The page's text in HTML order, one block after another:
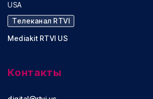
USA
Телеканал RTVI
Mediakit RTVI US
Контакты